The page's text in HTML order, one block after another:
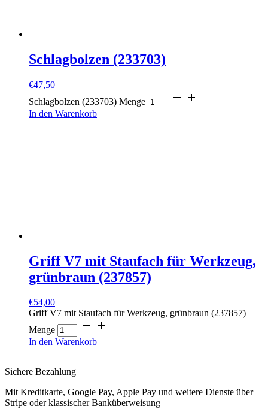
Schlagbolzen (233703)
€47,50
Schlagbolzen (233703) Menge
In den Warenkorb
Griff V7 mit Staufach für Werkzeug,
grünbraun (237857)
€54,00
Griff V7 mit Staufach für Werkzeug, grünbraun (237857)
Menge
In den Warenkorb
Sichere Bezahlung
Mit Kreditkarte, Google Pay, Apple Pay und weitere Dienste über
Stripe oder klassischer Banküberweisung